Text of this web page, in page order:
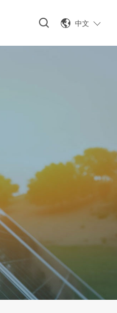
中文